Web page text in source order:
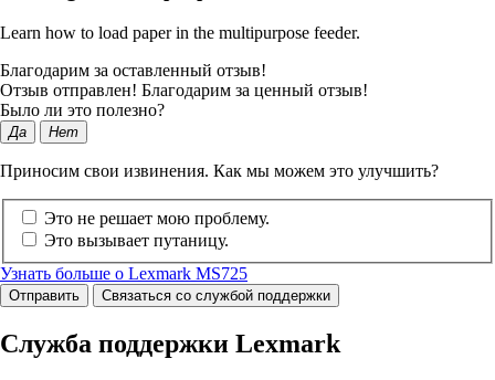
Learn how to load paper in the multipurpose feeder.
Благодарим за оставленный отзыв!
Отзыв отправлен! Благодарим за ценный отзыв!
Было ли это полезно?
Да Нет
Приносим свои извинения. Как мы можем это улучшить?
Это не решает мою проблему.
Это вызывает путаницу.
Узнать больше о Lexmark MS725
Отправить Связаться со службой поддержки
Служба поддержки Lexmark